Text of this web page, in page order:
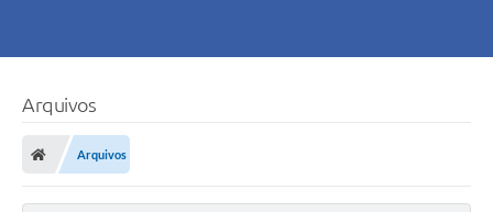
Arquivos
Arquivos